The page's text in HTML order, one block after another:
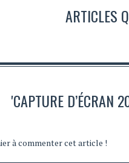
ARTICLES
'CAPTURE D’ÉCRAN
à commenter cet article !